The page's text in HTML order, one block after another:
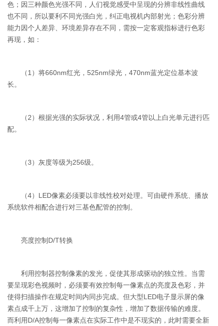
色；因三种颜色光强不同，人们视觉感受中呈现的分辨非线性曲线
也不同，所以要利不同光强白光，纠正电视机内部射光；色彩分辨
能力因个人差异、环境差异存在不同，需按一定客观指标进行色彩
再现，如：
（1）将660nm红光，525nm绿光，470nm蓝光定位基本波
长。
（2）根据光强的实际状况，利用4管或4管以上白光单元进行匹
配。
（3）灰度等级为256级。
（4）LED像素必须要以非线性校对处理。可由硬件系统、播放
系统软件相配合进行对三基色配管的控制。
亮度控制D/T转换
利用控制器控制像素的发光，促使其形成驱动的独立性。当需
要呈现彩色视频时，必须要有效控制每一像素点的亮度及色彩，并
使得扫描操作在规定时间内同步完成。但大型LED电子显示屏的像
素点成千上万，这增加了控制的复杂性，增加了数据传输的难度。
而利用D/A控制每一像素点在实际工作中是不现实的，此时需要全新